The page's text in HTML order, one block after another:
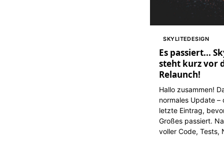
SKYLITEDESIGN
Es passiert...
steht kurz vor
Relaunch!
Hallo zusammen!
normales Update –
letzte Eintrag,
Großes passiert.
voller Code, Tests,